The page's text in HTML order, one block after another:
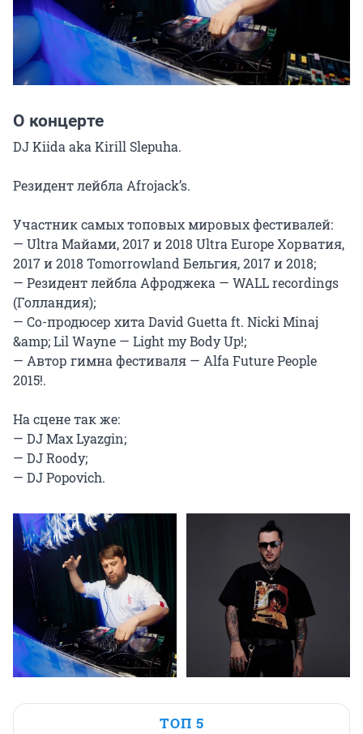
О концерте
DJ Kiida aka Kirill Slepuha.
Резидент лейбла Afrojack’s.
Участник самых топовых мировых фестивалей:
— Ultra Майами, 2017 и 2018 Ultra Europe Хорватия,
2017 и 2018 Tomorrowland Бельгия, 2017 и 2018;
— Резидент лейбла Афроджека — WALL recordings
(Голландия);
— Со-продюсер хита David Guetta ft. Nicki Minaj
&amp; Lil Wayne — Light my Body Up!;
— Автор гимна фестиваля — Alfa Future People
2015!.
На сцене так же:
— DJ Max Lyazgin;
— DJ Roody;
— DJ Popovich.
ТОП 5